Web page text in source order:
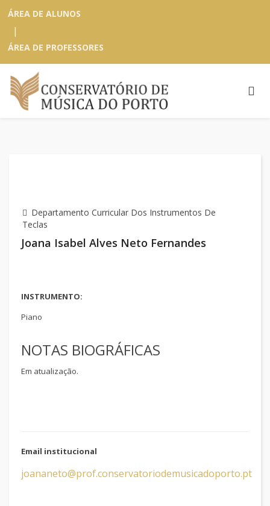
ÁREA DE ALUNOS
|
ÁREA DE PROFESSORES
Departamento Curricular Dos Instrumentos De
Teclas
Joana Isabel Alves Neto Fernandes
INSTRUMENTO:
Piano
NOTAS BIOGRÁFICAS
Em atualização.
Email institucional
joananeto@prof.conservatoriodemusicadoporto.pt